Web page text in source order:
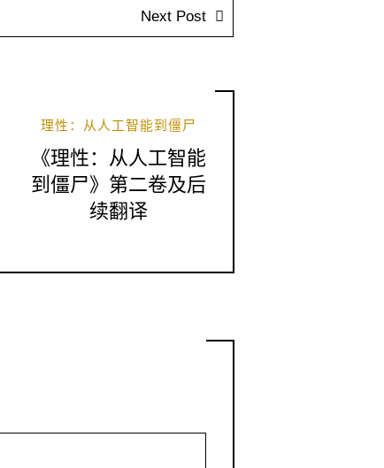
Next Post
理性：从人工智能到僵尸
《理性：从人工智能
到僵尸》第二卷及后
续翻译